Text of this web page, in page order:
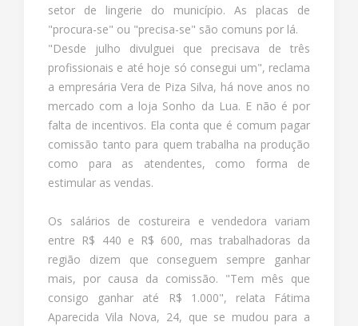
setor de lingerie do município. As placas de
"procura-se" ou "precisa-se" são comuns por lá.
"Desde julho divulguei que precisava de três
profissionais e até hoje só consegui um", reclama
a empresária Vera de Piza Silva, há nove anos no
mercado com a loja Sonho da Lua. E não é por
falta de incentivos. Ela conta que é comum pagar
comissão tanto para quem trabalha na produção
como para as atendentes, como forma de
estimular as vendas.
Os salários de costureira e vendedora variam
entre R$ 440 e R$ 600, mas trabalhadoras da
região dizem que conseguem sempre ganhar
mais, por causa da comissão. "Tem mês que
consigo ganhar até R$ 1.000", relata Fátima
Aparecida Vila Nova, 24, que se mudou para a